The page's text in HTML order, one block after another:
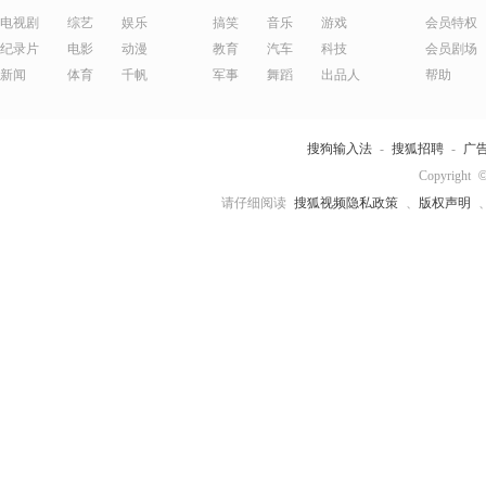
老姜侃天下
不刷题的吴
刘辉律师
电视剧
纪录片
新闻
综艺
电影
体育
娱乐
动漫
千帆
搞笑
教育
军事
音乐
汽车
舞蹈
游戏
科技
出品人
会员特权
会员剧场
帮助
搜狗输入法 -搜狐招聘 - 广
Copyright
请仔细阅读 搜狐视频隐私政策 、 版权声明